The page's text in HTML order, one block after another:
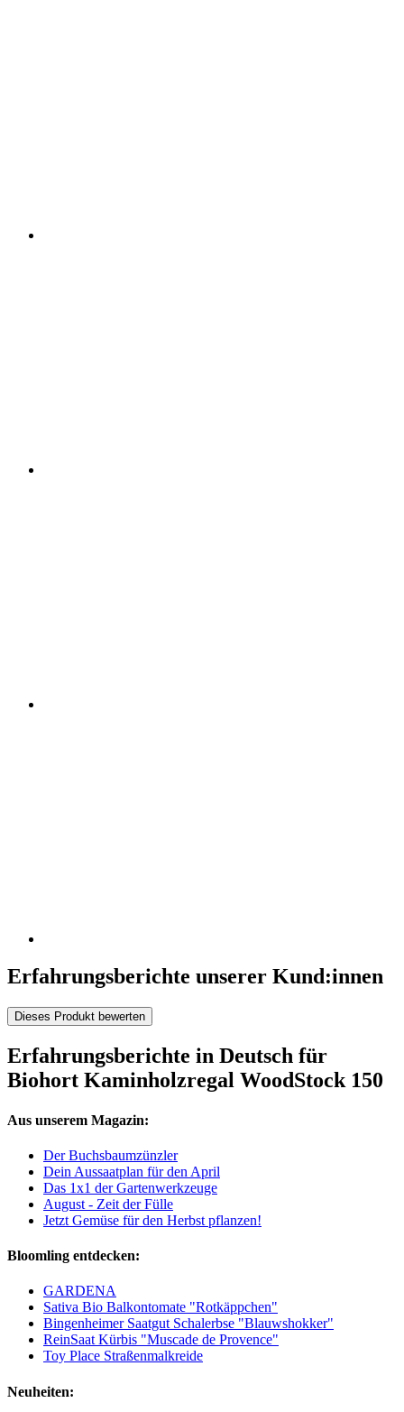
Erfahrungsberichte unserer Kund:innen
Dieses Produkt bewerten
Erfahrungsberichte in Deutsch für
Biohort Kaminholzregal WoodStock 150
Aus unserem Magazin:
Der Buchsbaumzünzler
Dein Aussaatplan für den April
Das 1x1 der Gartenwerkzeuge
August - Zeit der Fülle
Jetzt Gemüse für den Herbst pflanzen!
Bloomling entdecken:
GARDENA
Sativa Bio Balkontomate "Rotkäppchen"
Bingenheimer Saatgut Schalerbse "Blauwshokker"
ReinSaat Kürbis "Muscade de Provence"
Toy Place Straßenmalkreide
Neuheiten: